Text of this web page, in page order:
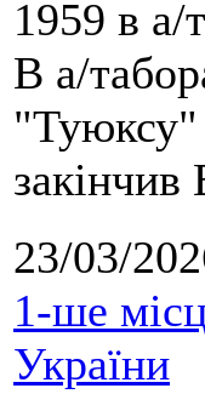
1959 в
В а/
"Туюксу"
23/03/
1-ше
України